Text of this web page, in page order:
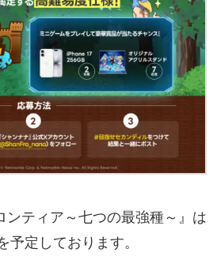
ンティア～七つの最強種～』は
定しております。